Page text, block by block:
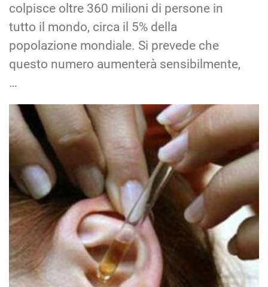
colpisce oltre 360 milioni di persone in
tutto il mondo, circa il 5% della
popolazione mondiale. Si prevede che
questo numero aumenterà sensibilmente,
…